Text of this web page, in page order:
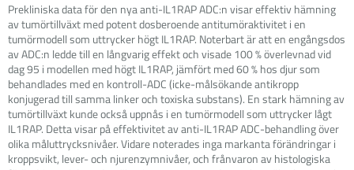
Prekliniska data för den nya anti-IL1RAP ADC:n visar effektiv hämning
av tumörtillväxt med potent dosberoende antitumöraktivitet i en
tumörmodell som uttrycker högt IL1RAP. Noterbart är att en engångsdos
av ADC:n ledde till en långvarig effekt och visade 100 % överlevnad vid
dag 95 i modellen med högt IL1RAP, jämfört med 60 % hos djur som
behandlades med en kontroll-ADC (icke-målsökande antikropp
konjugerad till samma linker och toxiska substans). En stark hämning av
tumörtillväxt kunde också uppnås i en tumörmodell som uttrycker lågt
IL1RAP. Detta visar på effektivitet av anti-IL1RAP ADC-behandling över
olika måluttrycksnivåer. Vidare noterades inga markanta förändringar i
kroppsvikt, lever- och njurenzymnivåer, och frånvaron av histologiska